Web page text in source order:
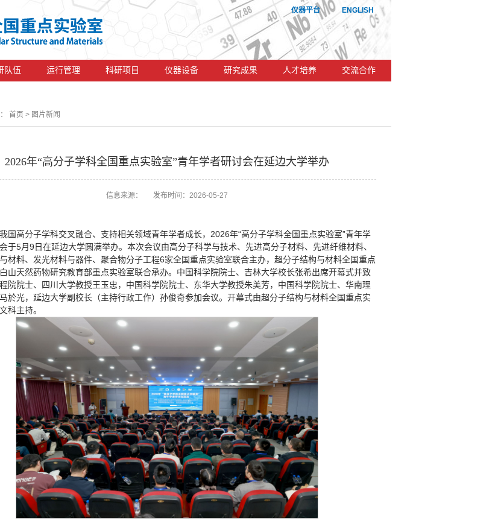
ENGLISH
仪器平台
队伍 运行管理 科研项目 仪器设备 研究成果 人才培养 交流合作
首页 > 图片新闻
2026年“高分子学科全国重点实验室”青年学者研讨会在延边大学举办
信息来源： 发布时间：2026-05-27
国高分子学科交叉融合、支持相关领域青年学者成长，2026年“高分子学科全国重点实验室”青年学
于5月9日在延边大学圆满举办。本次会议由高分子科学与技术、先进高分子材料、先进纤维材料、
材料、发光材料与器件、聚合物分子工程6家全国重点实验室联合主办，超分子结构与材料全国重点
山天然药物研究教育部重点实验室联合承办。中国科学院院士、吉林大学校长张希出席开幕式并致
院院士、四川大学教授王玉忠，中国科学院院士、东华大学教授朱美芳，中国科学院院士、华南理
於光，延边大学副校长（主持行政工作）孙俊奇参加会议。开幕式由超分子结构与材料全国重点实
科主持。